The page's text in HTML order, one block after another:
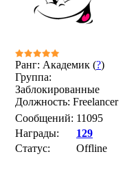
Ранг: Академик (?)
Группа:
Заблокированные
Должность: Freelancer
Сообщений: 11095
Награды:
129
Статус:
Offline